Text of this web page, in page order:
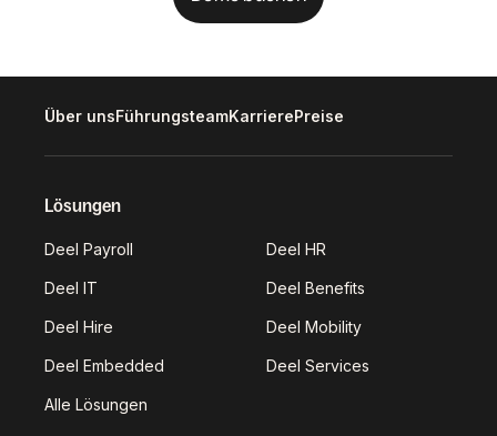
Über unsFührungsteamKarrierePreise
Lösungen
Deel Payroll Deel HR
Deel IT Deel Benefits
Deel Hire Deel Mobility
Deel Embedded Deel Services
Alle Lösungen